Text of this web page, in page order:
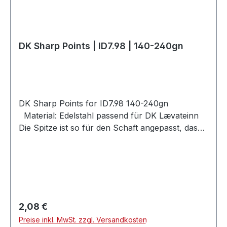
DK Sharp Points | ID7.98 | 140-240gn
DK Sharp Points for ID7.98 140-240gn
Material: Edelstahl passend für DK Lævateinn
Die Spitze ist so für den Schaft angepasst, dass
Regulärer Preis:
2,08 €
Preise inkl. MwSt. zzgl. Versandkosten